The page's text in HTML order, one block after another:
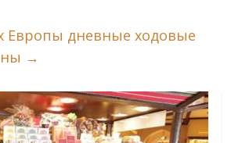
Европы дневные ходовые
→